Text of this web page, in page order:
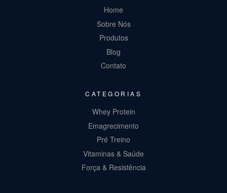
Home
Sobre Nós
Produtos
Blog
Contato
CATEGORIAS
Whey Protein
Emagrecimento
Pré Treino
Vitaminas & Saúde
Força & Resistência